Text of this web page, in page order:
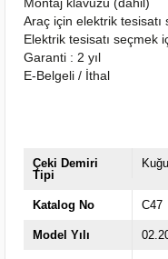
Araç için elektrik
Elektrik tesisatı seçmek
Garanti : 2 yıl
E-Belgeli / İthal
Çeki Demiri
Tipi
Katalog No C47
Model Yılı